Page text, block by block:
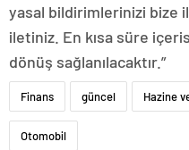
yasal bildirimlerinizi bize
iletiniz. En kısa süre
dönüş sağlanılacaktır.”
Finans güncel Hazine
Otomobil